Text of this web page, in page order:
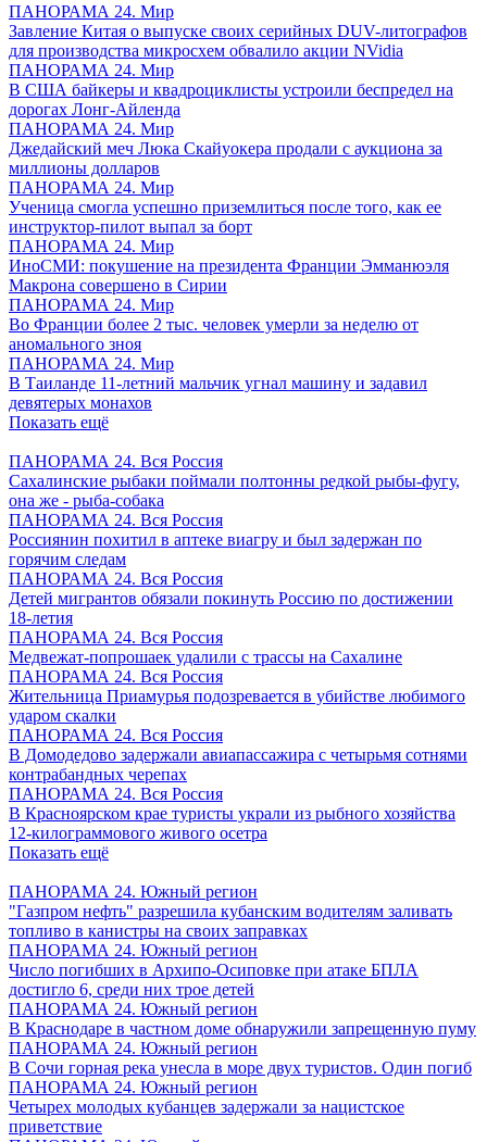
ПАНОРАМА 24. Мир
Завление Китая о выпуске своих серийных DUV-литографов
для производства микросхем обвалило акции NVidia
ПАНОРАМА 24. Мир
В США байкеры и квадроциклисты устроили беспредел на
дорогах Лонг-Айленда
ПАНОРАМА 24. Мир
Джедайский меч Люка Скайуокера продали с аукциона за
миллионы долларов
ПАНОРАМА 24. Мир
Ученица смогла успешно приземлиться после того, как ее
инструктор-пилот выпал за борт
ПАНОРАМА 24. Мир
ИноСМИ: покушение на президента Франции Эмманюэля
Макрона совершено в Сирии
ПАНОРАМА 24. Мир
Во Франции более 2 тыс. человек умерли за неделю от
аномального зноя
ПАНОРАМА 24. Мир
В Таиланде 11-летний мальчик угнал машину и задавил
девятерых монахов
Показать ещё
ПАНОРАМА 24. Вся Россия
Сахалинские рыбаки поймали полтонны редкой рыбы-фугу,
она же - рыба-собака
ПАНОРАМА 24. Вся Россия
Россиянин похитил в аптеке виагру и был задержан по
горячим следам
ПАНОРАМА 24. Вся Россия
Детей мигрантов обязали покинуть Россию по достижении
18-летия
ПАНОРАМА 24. Вся Россия
Медвежат-попрошаек удалили с трассы на Сахалине
ПАНОРАМА 24. Вся Россия
Жительница Приамурья подозревается в убийстве любимого
ударом скалки
ПАНОРАМА 24. Вся Россия
В Домодедово задержали авиапассажира с четырьмя сотнями
контрабандных черепах
ПАНОРАМА 24. Вся Россия
В Красноярском крае туристы украли из рыбного хозяйства
12-килограммового живого осетра
Показать ещё
ПАНОРАМА 24. Южный регион
"Газпром нефть" разрешила кубанским водителям заливать
топливо в канистры на своих заправках
ПАНОРАМА 24. Южный регион
Число погибших в Архипо-Осиповке при атаке БПЛА
достигло 6, среди них трое детей
ПАНОРАМА 24. Южный регион
В Краснодаре в частном доме обнаружили запрещенную пуму
ПАНОРАМА 24. Южный регион
В Сочи горная река унесла в море двух туристов. Один погиб
ПАНОРАМА 24. Южный регион
Четырех молодых кубанцев задержали за нацистское
приветствие